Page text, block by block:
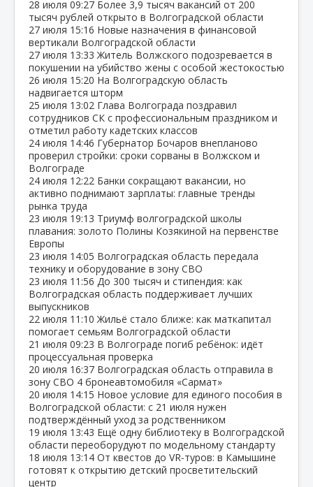
28 июля 09:27 Более 3,9 тысяч вакансий от 200
тысяч рублей открыто в Волгоградской области
27 июля 15:16 Новые назначения в финансовой
вертикали Волгоградской области
27 июля 13:33 Житель Волжского подозревается в
покушении на убийство жены с особой жестокостью
26 июля 15:20 На Волгоградскую область
надвигается шторм
25 июля 13:02 Глава Волгограда поздравил
сотрудников СК с профессиональным праздником и
отметил работу кадетских классов
24 июля 14:46 Губернатор Бочаров внепланово
проверил стройки: сроки сорваны в Волжском и
Волгограде
24 июля 12:22 Банки сокращают вакансии, но
активно поднимают зарплаты: главные тренды
рынка труда
23 июля 19:13 Триумф волгоградской школы
плавания: золото Полины Козякиной на первенстве
Европы
23 июля 14:05 Волгоградская область передала
технику и оборудование в зону СВО
23 июля 11:56 До 300 тысяч и стипендия: как
Волгоградская область поддерживает лучших
выпускников
22 июля 11:10 Жильё стало ближе: как маткапитал
помогает семьям Волгоградской области
21 июля 09:23 В Волгограде погиб ребёнок: идёт
процессуальная проверка
20 июля 16:37 Волгоградская область отправила в
зону СВО 4 бронеавтомобиля «Сармат»
20 июля 14:15 Новое условие для единого пособия в
Волгоградской области: с 21 июля нужен
подтверждённый уход за родственником
19 июля 13:43 Ещё одну библиотеку в Волгоградской
области переоборудуют по модельному стандарту
18 июля 13:14 От квестов до VR‑туров: в Камышине
готовят к открытию детский просветительский
центр